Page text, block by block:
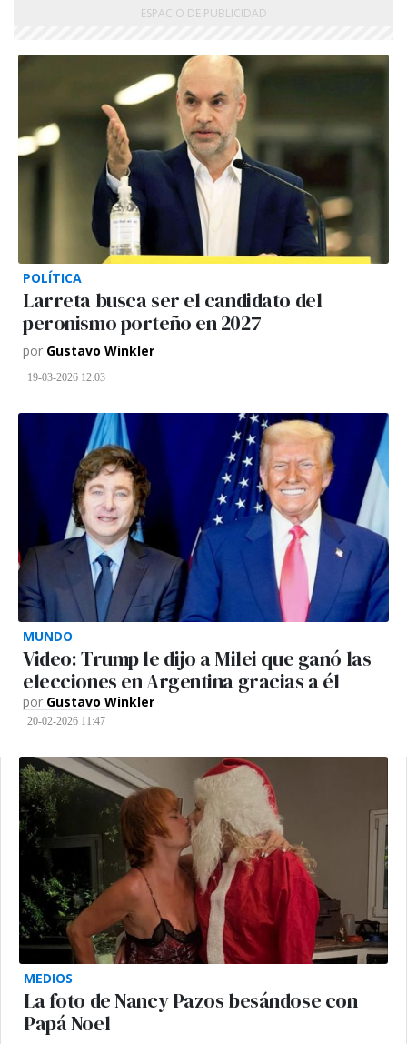
POLÍTICA
Larreta busca ser el candidato del
peronismo porteño en 2027
por Gustavo Winkler
19-03-2026 12:03
MUNDO
Video: Trump le dijo a Milei que ganó las
elecciones en Argentina gracias a él
por Gustavo Winkler
20-02-2026 11:47
MEDIOS
La foto de Nancy Pazos besándose con
Papá Noel